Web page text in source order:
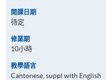
開課日期
待定
修業期
10小時
教學語言
Cantonese, suppl with English